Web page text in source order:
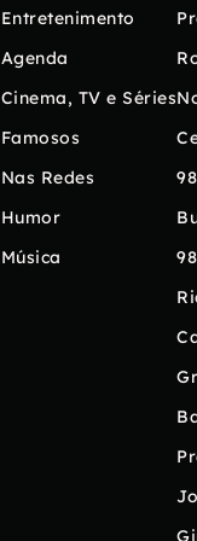
Entretenimento
Agenda
Cinema, TV e Séries
Famosos
Nas Redes
Humor
Música